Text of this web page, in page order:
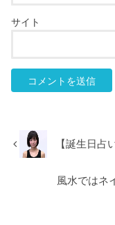
サイト
【誕生日占
風水ではネ